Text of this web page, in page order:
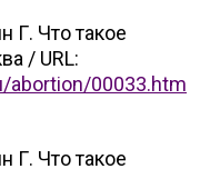
Г. Что такое
/ URL:
abortion/00033.htm
Г. Что такое